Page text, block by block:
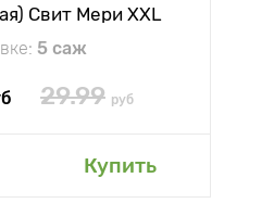
Свит Мери XXL
5 саж
29.99 руб
Купить